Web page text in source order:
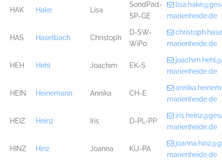
HAK Hake Lisa
SondPäd-
SP-GE
marienheide.de
HAS Haselbach Christoph
D-SW-
WiPo
marienheide.de
HEH Hehl Joachim EK-S
marienheide.de
HEIN Heinemann Annika CH-E
marienheide.de
HEIZ Heinz Iris D-PL-PP
marienheide.de
HINZ Hinz Joanna KU-PA
marienheide.de